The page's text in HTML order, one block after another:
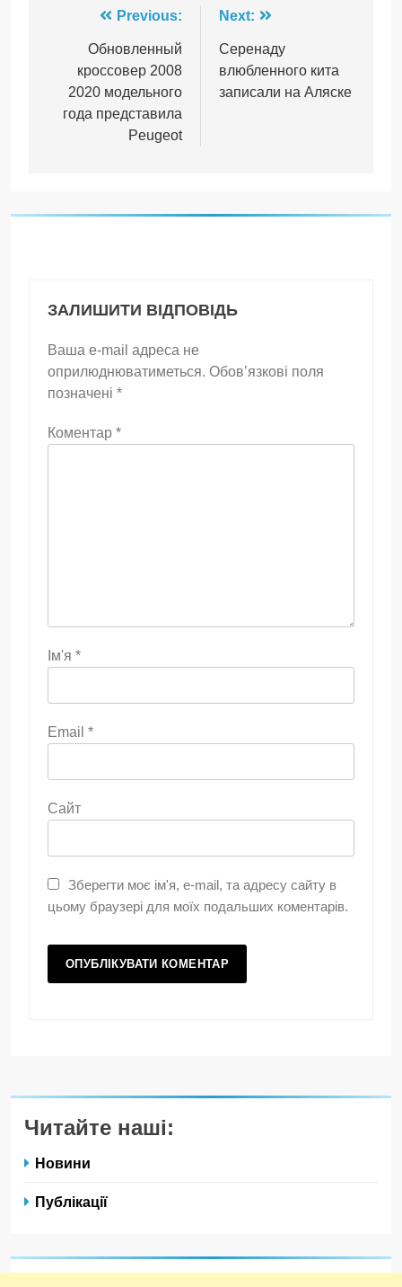
Навігація
записів
Previous:
Обновленный
кроссовер 2008
2020 модельного
года представила
Peugeot
Next:
Серенаду
влюбленного кита
записали на Аляске
ЗАЛИШИТИ ВІДПОВІДЬ
Ваша e-mail адреса не
оприлюднюватиметься. Обов’язкові поля
позначені *
Коментар *
Ім'я *
Email *
Сайт
Зберегти моє ім'я, e-mail, та адресу сайту в
цьому браузері для моїх подальших коментарів.
Читайте наші:
Новини
Публікації